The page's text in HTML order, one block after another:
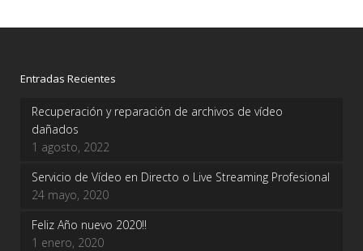
Entradas Recientes
Recuperación y reparación de archivos de vídeo
dañados
1 agosto, 2022
Servicio de Vídeo en Directo o Live Streaming Profesional
24 mayo, 2020
Feliz Año nuevo 2020!!
1 enero, 2020